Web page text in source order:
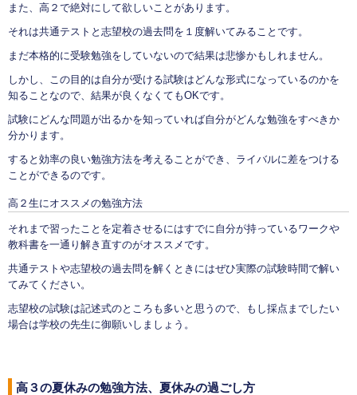
また、高２で絶対にして欲しいことがあります。
それは共通テストと志望校の過去問を１度解いてみることです。
まだ本格的に受験勉強をしていないので結果は悲惨かもしれません。
しかし、この目的は自分が受ける試験はどんな形式になっているのかを
知ることなので、結果が良くなくてもOKです。
試験にどんな問題が出るかを知っていれば自分がどんな勉強をすべきか
分かります。
すると効率の良い勉強方法を考えることができ、ライバルに差をつける
ことができるのです。
高２生にオススメの勉強方法
それまで習ったことを定着させるにはすでに自分が持っているワークや
教科書を一通り解き直すのがオススメです。
共通テストや志望校の過去問を解くときにはぜひ実際の試験時間で解い
てみてください。
志望校の試験は記述式のところも多いと思うので、もし採点までしたい
場合は学校の先生に御願いしましょう。
高３の夏休みの勉強方法、夏休みの過ごし方